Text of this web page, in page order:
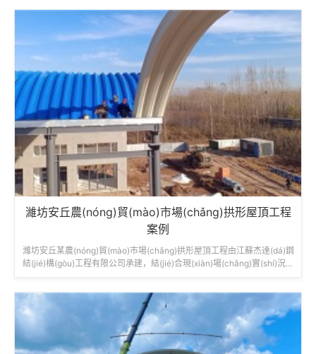
濰坊安丘農(nóng)貿(mào)市場(chǎng)拱形屋頂工程
案例
濰坊安丘某農(nóng)貿(mào)市場(chǎng)拱形屋頂工程由江蘇杰達(dá)鋼
結(jié)構(gòu)工程有限公司承建，結(jié)合現(xiàn)場(chǎng)實(shí)況，